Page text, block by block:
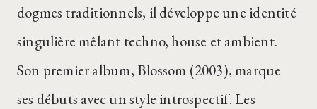
dogmes traditionnels, il développe une identité
singulière mêlant techno, house et ambient.
Son premier album, Blossom (2003), marque
ses débuts avec un style introspectif. Les